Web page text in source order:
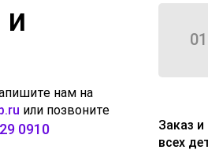
нам на
или позвоните
0910
01
Заказ и
всех